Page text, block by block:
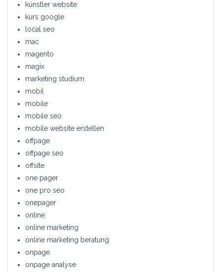
künstler website
kurs google
local seo
mac
magento
magix
marketing studium
mobil
mobile
mobile seo
mobile website erstellen
offpage
offpage seo
offsite
one pager
one pro seo
onepager
online
online marketing
online marketing beratung
onpage
onpage analyse